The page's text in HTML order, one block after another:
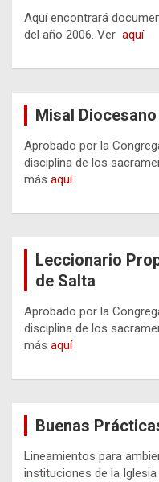
Aquí encontrará
del año 2006. Ver aquí
Misal Diocesano
Aprobado por la
disciplina de los
más aquí
Leccionario
de Salta
Aprobado por la
disciplina de los
más aquí
Buenas
Lineamientos para
instituciones de la